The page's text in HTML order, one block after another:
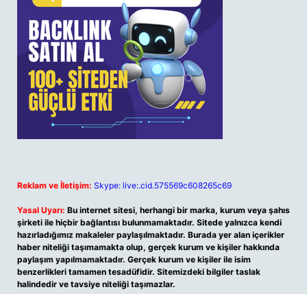
Reklam ve İletişim: Skype: live:.cid.575569c608265c69
Yasal Uyarı: Bu internet sitesi, herhangi bir marka, kurum veya şahıs
şirketi ile hiçbir bağlantısı bulunmamaktadır. Sitede yalnızca kendi
hazırladığımız makaleler paylaşılmaktadır. Burada yer alan içerikler
haber niteliği taşımamakta olup, gerçek kurum ve kişiler hakkında
paylaşım yapılmamaktadır. Gerçek kurum ve kişiler ile isim
benzerlikleri tamamen tesadüfidir. Sitemizdeki bilgiler taslak
halindedir ve tavsiye niteliği taşımazlar.